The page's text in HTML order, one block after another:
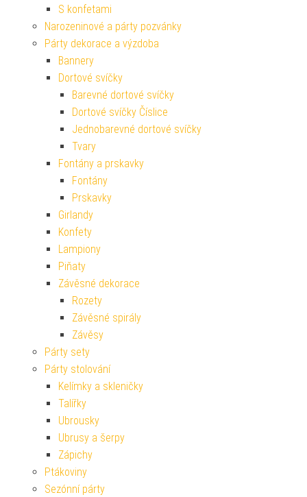
S konfetami
Narozeninové a párty pozvánky
Párty dekorace a výzdoba
Bannery
Dortové svíčky
Barevné dortové svíčky
Dortové svíčky Číslice
Jednobarevné dortové svíčky
Tvary
Fontány a prskavky
Fontány
Prskavky
Girlandy
Konfety
Lampiony
Piňaty
Závěsné dekorace
Rozety
Závěsné spirály
Závěsy
Párty sety
Párty stolování
Kelímky a skleničky
Talířky
Ubrousky
Ubrusy a šerpy
Zápichy
Ptákoviny
Sezónní párty